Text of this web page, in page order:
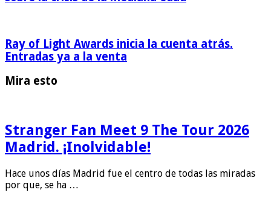
Ray of Light Awards inicia la cuenta atrás.
Entradas ya a la venta
Mira esto
Stranger Fan Meet 9 The Tour 2026
Madrid. ¡Inolvidable!
Hace unos días Madrid fue el centro de todas las miradas
por que, se ha …